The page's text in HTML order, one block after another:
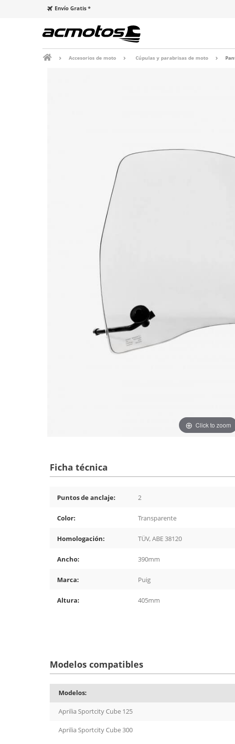
Envío Gratis *
Accesorios de moto Cúpulas y parabrisas de moto
Click to zoom
Ficha técnica
Puntos de anclaje: 2
Color: Transparente
Homologación: TÜV, ABE 38120
Ancho: 390mm
Marca: Puig
Altura: 405mm
Modelos compatibles
Modelos:
Aprilia Sportcity Cube 125
Aprilia Sportcity Cube 300